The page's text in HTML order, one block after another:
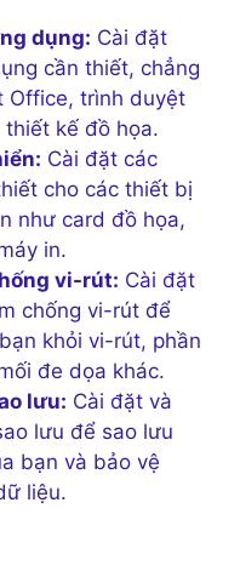
dụng: Cài đặt
cần thiết, chẳng
Office, trình duyệt
kế đồ họa.
Cài đặt các
cho các thiết bị
như card đồ họa,
in.
vi-rút: Cài đặt
chống vi-rút để
khỏi vi-rút, phần
đe dọa khác.
lưu: Cài đặt và
lưu để sao lưu
bạn và bảo vệ
liệu.